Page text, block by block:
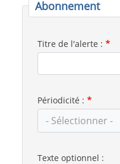
Abonnement
Titre de l'alerte :
Périodicité :
- Sélectionner -
Texte optionnel :